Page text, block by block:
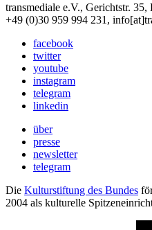
transmediale e.V., Gerichtstr.
+49 (0)30 959 994 231,
facebook
twitter
youtube
instagram
telegram
linkedin
über
presse
newsletter
telegram
Die Kulturstiftung des Bundes
2004 als kulturelle